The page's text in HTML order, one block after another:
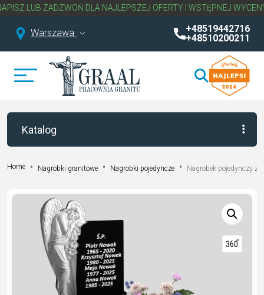
ZADZWOŃ DLA NAJLEPSZEJ OFERTY I WSTĘPNEJ WYCENY
Warszawa
+48519442716
+48510200211
Katalog
Home Nagrobki granitowe Nagrobki pojedyncze Nagrobek pojedynczy z